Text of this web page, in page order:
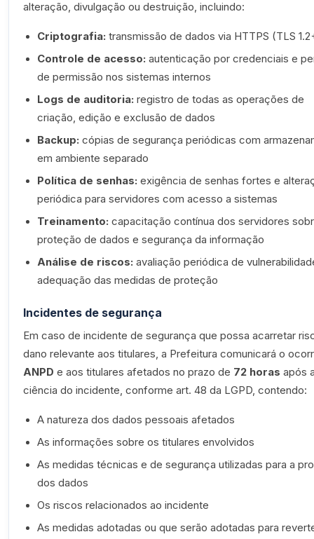
alteração, divulgação ou destruição, incluindo:
Criptografia: transmissão de dados via HTTPS (TLS
Controle de acesso: autenticação por credenciais e
de permissão nos sistemas internos
Logs de auditoria: registro de todas as operações de
criação, edição e exclusão de dados
Backup: cópias de segurança periódicas com
em ambiente separado
Política de senhas: exigência de senhas fortes e
periódica para servidores com acesso a sistemas
Treinamento: capacitação contínua dos servidores
proteção de dados e segurança da informação
Análise de riscos: avaliação periódica de
adequação das medidas de proteção
Incidentes de segurança
Em caso de incidente de segurança que possa acarretar
dano relevante aos titulares, a Prefeitura comunicará o
ANPD e aos titulares afetados no prazo de 72 horas após
ciência do incidente, conforme art. 48 da LGPD, contendo:
A natureza dos dados pessoais afetados
As informações sobre os titulares envolvidos
As medidas técnicas e de segurança utilizadas para a
dos dados
Os riscos relacionados ao incidente
As medidas adotadas ou que serão adotadas para